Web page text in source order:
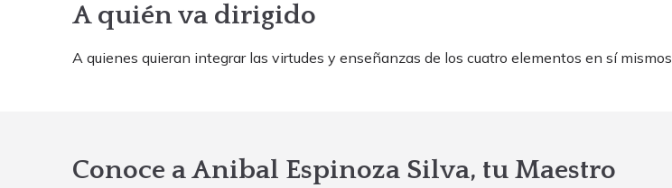
A quién va dirigido
A quienes quieran integrar las virtudes y enseñanzas de los cuatro elementos en sí mismos
Conoce a Anibal Espinoza Silva, tu Maestro